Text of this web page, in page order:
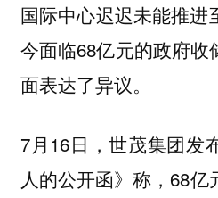
国际中心迟迟未能推进
今面临68亿元的政府
面表达了异议。
7月16日，世茂集团发
人的公开函》称，68亿